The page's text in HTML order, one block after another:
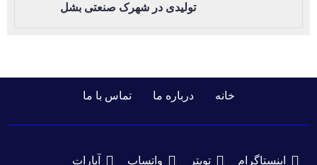
تولیدی در شهرک صنعتی بشل
خانه درباره ما تماس با ما
اینستاگرام تویتر واتساپ آپارات